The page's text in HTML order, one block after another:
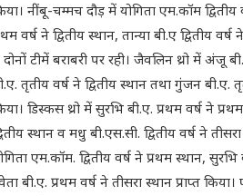
नींबू-चम्मच दौड़ में योगिता एम.कॉम द्वितीय
वर्ष ने द्वितीय स्थान, तान्या बी.ए द्वितीय
टीमें बराबरी पर रही। जैवलिन थ्रो में अंजू
तृतीय वर्ष ने द्वितीय स्थान तथा गुंजन बी.ए.
डिस्कस थ्रो में सुरभि बी.ए. प्रथम वर्ष ने प्रथम
स्थान व मधु बी.एस.सी. द्वितीय वर्ष ने
एम.कॉम. द्वितीय वर्ष ने प्रथम स्थान, सुरभि
बी.ए. प्रथम वर्ष ने तीसरा स्थान प्राप्त